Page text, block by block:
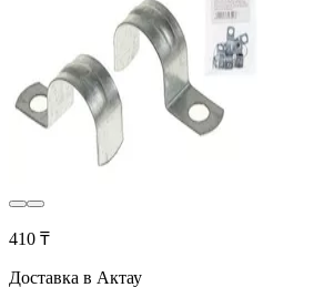
410 ₸
Доставка в Актау